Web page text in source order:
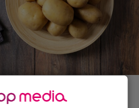
Tutkijat löysivät yhteyden